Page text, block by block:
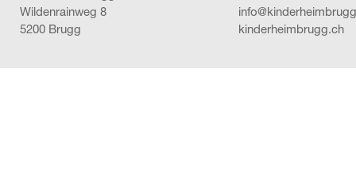
Wildenrainweg 8
5200 Brugg
kinderheimbrugg.ch